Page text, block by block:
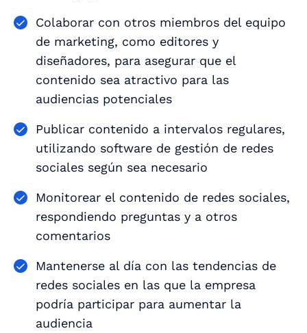
Colaborar con otros miembros del equipo
de marketing, como editores y
diseñadores, para asegurar que el
contenido sea atractivo para las
audiencias potenciales
Publicar contenido a intervalos regulares,
utilizando software de gestión de redes
sociales según sea necesario
Monitorear el contenido de redes sociales,
respondiendo preguntas y a otros
comentarios
Mantenerse al día con las tendencias de
redes sociales en las que la empresa
podría participar para aumentar la
audiencia